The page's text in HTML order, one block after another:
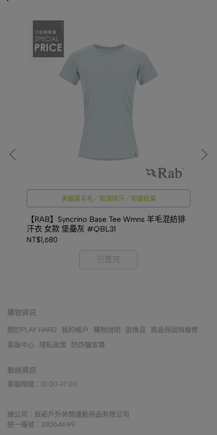
美麗諾羊毛／吸濕排汗／抑菌抗臭
【RAB】Syncrino Base Tee Wmns 羊毛混紡排
汗衣 女款 堡壘灰 #QBL31
NT$1,680
已售完
購物資訊
關於PLAY HARD 我的帳戶 購物說明 退換貨
商品保固與維修
客服中心
隱私政策 防詐騙宣導
聯絡資訊
客服時間：10:00-17:00
總公司：辰崧戶外休閒運動用品有限公司
統一編號：28364699